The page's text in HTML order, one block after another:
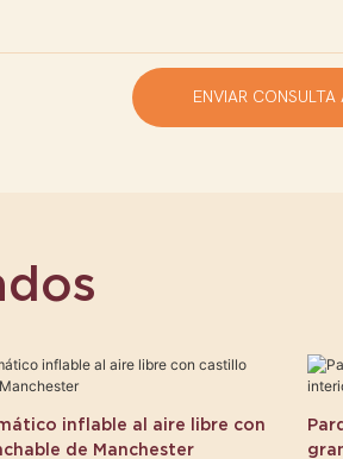
ENVIAR CONSULTA
inflable al aire libre con
de Manchester